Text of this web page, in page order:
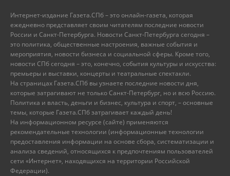
Интернет-издание Газета.СПб – это онлайн-газета, которая
ежедневно представляет своим читателям последние новости
России и Санкт-Петербурга. Новости Санкт-Петербурга сегодня –
это политика, общественные настроения, важные события и
мероприятия, новости бизнеса и социальной сферы. Кроме того,
новости СПб сегодня – это, конечно, события культуры и искусства:
премьеры и выставки, концерты и театральные спектакли.
На страницах Газета.СПб вы узнаете последние новости дня,
которые затрагивают не только Санкт-Петербург, но и всю Россию.
Политика и власть, деньги и бизнес, культура и спорт, – основные
темы, которые Газета.СПб затрагивает каждый день!
На информационном ресурсе (сайте) применяются
рекомендательные технологии (информационные технологии
предоставления информации на основе сбора, систематизации и
анализа сведений, относящихся к предпочтениям пользователей
сети «Интернет», находящихся на территории Российской
Федерации).